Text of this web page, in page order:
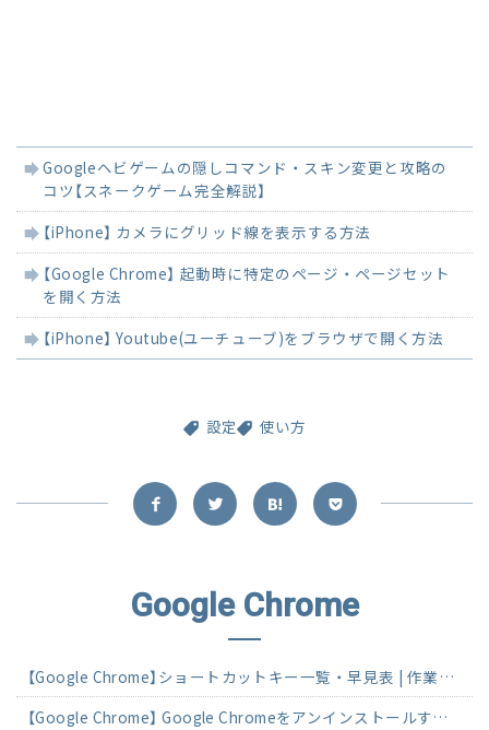
連
事
Googleヘビゲームの隠しコマンド・スキン変更と攻略の
コツ【スネークゲーム完全解説】
【iPhone】 カメラにグリッド線を表示する方法
【Google Chrome】 起動時に特定のページ・ページセット
を開く方法
【iPhone】 Youtube(ユーチューブ)をブラウザで開く方法
設定 使い方
Google Chrome
【Google Chrome】ショートカットキー一覧・早見表 | 作業効率30%UPの決定版
【Google Chrome】 Google Chromeをアンインストールする方法(Windows11)